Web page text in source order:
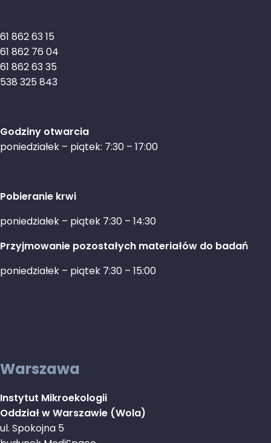
61 862 63 15
61 862 76 04
61 862 63 35
538 325 843
Godziny otwarcia
poniedziałek – piątek: 7:30 – 17:00
Pobieranie krwi
poniedziałek – piątek 7:30 – 14:30
Przyjmowanie pozostałych materiałów do badań
poniedziałek – piątek 7:30 – 15:00
Warszawa
Instytut Mikroekologii
Oddział w Warszawie (Wola)
ul. Spokojna 5